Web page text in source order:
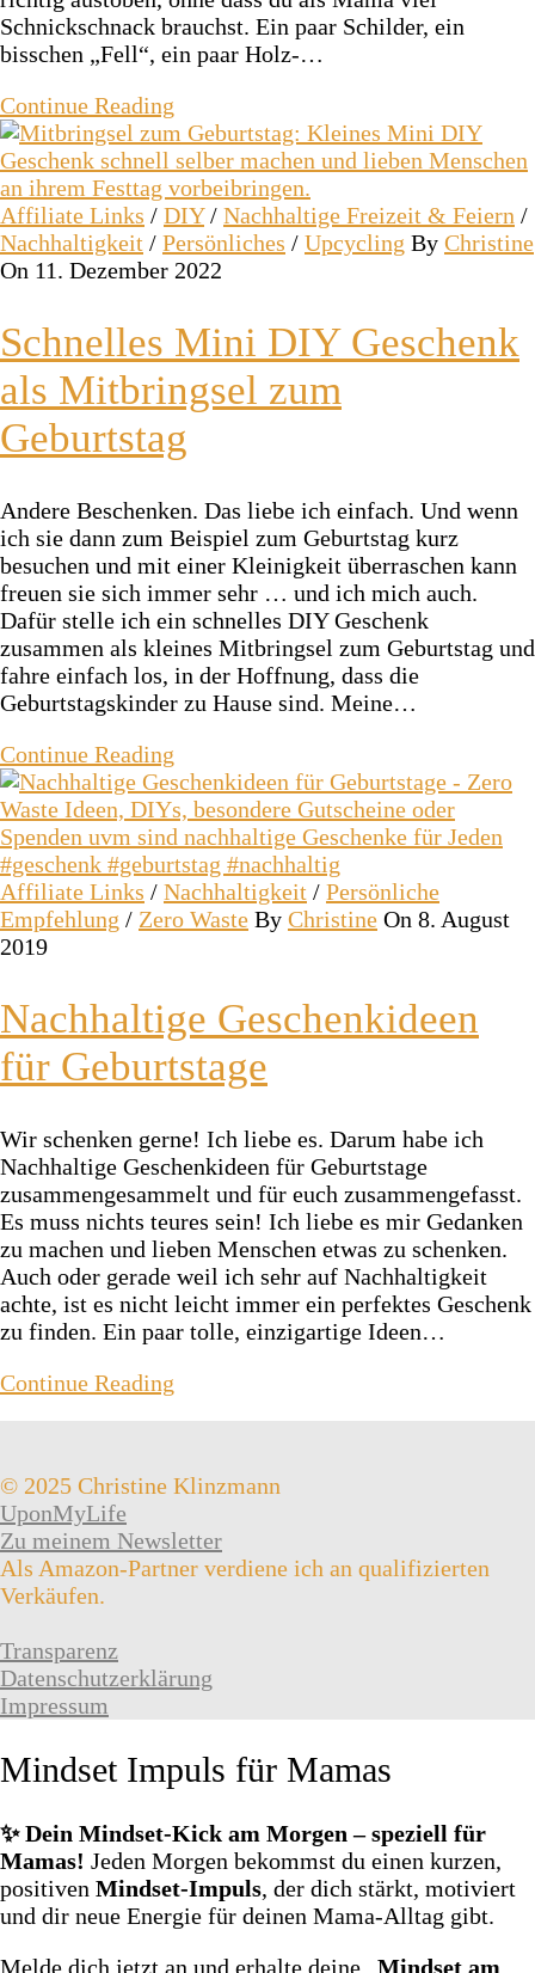
Schnickschnack brauchst. Ein paar Schilder, ein
bisschen „Fell“, ein paar Holz-…
Continue Reading
Affiliate Links / DIY/ Nachhaltige Freizeit & Feiern /
Nachhaltigkeit / Persönliches / Upcycling By Christine
On 11. Dezember 2022
Schnelles Mini DIY Geschenk
als Mitbringsel zum
Geburtstag
Andere Beschenken. Das liebe ich einfach. Und wenn
ich sie dann zum Beispiel zum Geburtstag kurz
besuchen und mit einer Kleinigkeit überraschen kann
freuen sie sich immer sehr … und ich mich auch.
Dafür stelle ich ein schnelles DIY Geschenk
zusammen als kleines Mitbringsel zum Geburtstag und
fahre einfach los, in der Hoffnung, dass die
Geburtstagskinder zu Hause sind. Meine…
Continue Reading
Affiliate Links / Nachhaltigkeit / Persönliche
Empfehlung / Zero Waste By Christine On 8. August
2019
Nachhaltige Geschenkideen
für Geburtstage
Wir schenken gerne! Ich liebe es. Darum habe ich
Nachhaltige Geschenkideen für Geburtstage
zusammengesammelt und für euch zusammengefasst.
Es muss nichts teures sein! Ich liebe es mir Gedanken
zu machen und lieben Menschen etwas zu schenken.
Auch oder gerade weil ich sehr auf Nachhaltigkeit
achte, ist es nicht leicht immer ein perfektes Geschenk
zu finden. Ein paar tolle, einzigartige Ideen…
Continue Reading
© 2025 Christine Klinzmann
UponMyLife
Zu meinem Newsletter
Als Amazon-Partner verdiene ich an qualifizierten
Verkäufen.
Transparenz
Datenschutzerklärung
Impressum
Mindset Impuls für Mamas
✨ Dein Mindset‑Kick am Morgen – speziell für
Mamas! Jeden Morgen bekommst du einen kurzen,
positiven Mindset‑Impuls, der dich stärkt, motiviert
und dir neue Energie für deinen Mama‑Alltag gibt.
Melde dich jetzt an und erhalte deine „ Mindset am